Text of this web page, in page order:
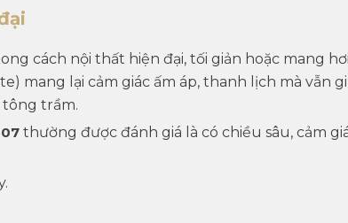
cách nội thất hiện đại, tối giản hoặc mang
mang lại cảm giác ấm áp, thanh lịch mà vẫn
tông trầm.
thường được đánh giá là có chiều sâu, cảm